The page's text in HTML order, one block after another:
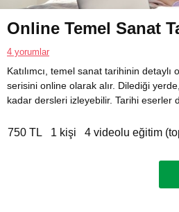
Online Temel Sanat
4 yorumlar
Katılımcı, temel sanat tarihinin detaylı
serisini online olarak alır. Dilediği
kadar dersleri izleyebilir. Tarihi eserler
750 TL 1 kişi 4 videolu eğitim